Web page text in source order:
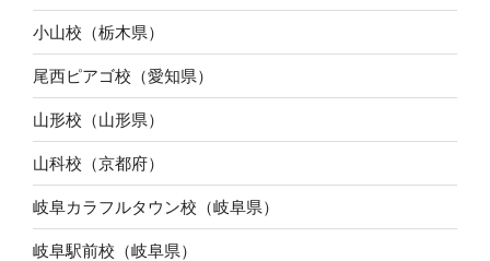
小山校（栃木県）
尾西ピアゴ校（愛知県）
山形校（山形県）
山科校（京都府）
岐阜カラフルタウン校（岐阜県）
岐阜駅前校（岐阜県）